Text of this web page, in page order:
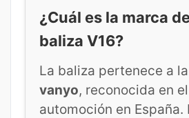
¿Cuál es la marca
baliza V16?
La baliza pertenece a
vanyo, reconocida en
automoción en España.